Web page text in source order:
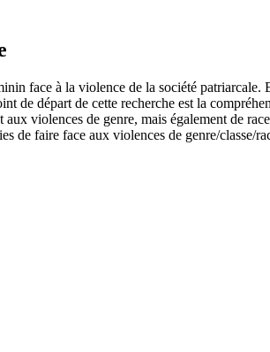
face à la violence de la société patriarcale.
départ de cette recherche est la
violences de genre, mais également de
de faire face aux violences de genre/classe/